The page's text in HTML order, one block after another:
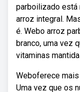
parboilizado está
arroz integral.
é. Webo arroz
branco, uma vez
vitaminas
Weboferece
Uma vez que os